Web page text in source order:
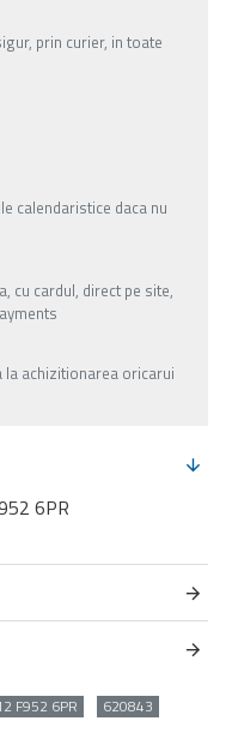
prin curier, in toate
calendaristice daca nu
cu cardul, direct pe site,
achizitionarea oricarui
6PR
F952 6PR
620843